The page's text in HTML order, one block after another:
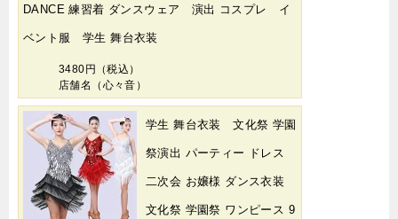
DANCE 練習着 ダンスウェア 演出 コスプレ イ
ベント服 学生 舞台衣装
3480円（税込）
店舗名（心々音）
学生 舞台衣装 文化祭 学園
祭演出 パーティー ドレス
二次会 お嬢様 ダンス衣装
文化祭 学園祭 ワンピース 9